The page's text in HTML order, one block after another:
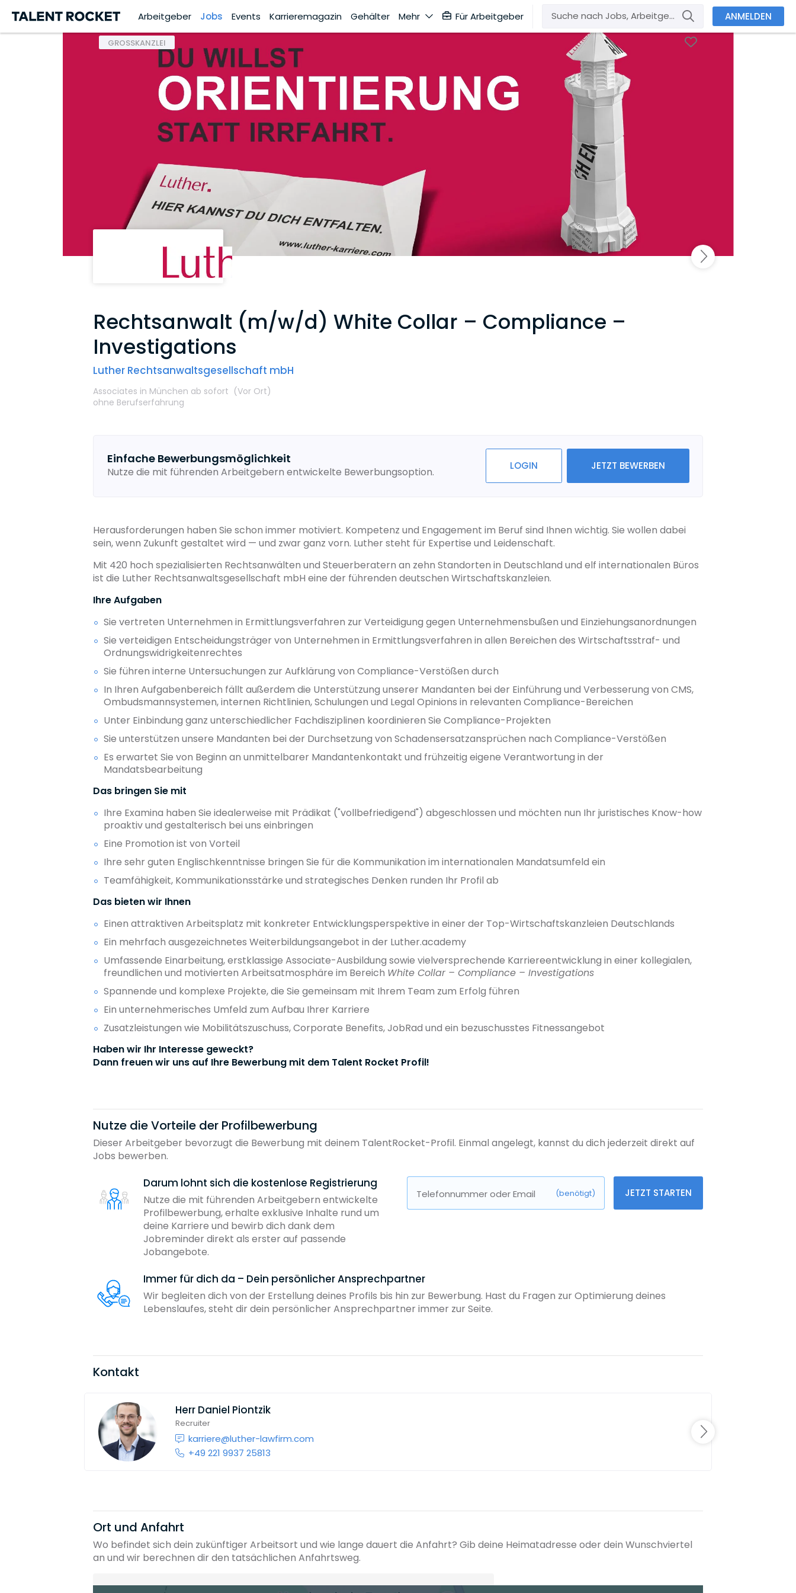
Arbeitgeber Jobs Events Karrieremagazin Gehälter Mehr Für Arbeitgeber ANMELDEN
GROSSKANZLEI
Rechtsanwalt (m/w/d) White Collar – Compliance –
Investigations
Luther Rechtsanwaltsgesellschaft mbH
Associates in München ab sofort (Vor Ort)
ohne Berufserfahrung
Einfache Bewerbungsmöglichkeit
Nutze die mit führenden Arbeitgebern entwickelte Bewerbungsoption. LOGIN JETZT BEWERBEN
Herausforderungen haben Sie schon immer motiviert. Kompetenz und Engagement im Beruf sind Ihnen wichtig. Sie wollen dabei
sein, wenn Zukunft gestaltet wird — und zwar ganz vorn. Luther steht für Expertise und Leidenschaft.
Mit 420 hoch spezialisierten Rechtsanwälten und Steuerberatern an zehn Standorten in Deutschland und elf internationalen Büros
ist die Luther Rechtsanwaltsgesellschaft mbH eine der führenden deutschen Wirtschaftskanzleien.
Ihre Aufgaben
Sie vertreten Unternehmen in Ermittlungsverfahren zur Verteidigung gegen Unternehmensbußen und Einziehungsanordnungen
Sie verteidigen Entscheidungsträger von Unternehmen in Ermittlungsverfahren in allen Bereichen des Wirtschaftsstraf- und
Ordnungswidrigkeitenrechtes
Sie führen interne Untersuchungen zur Aufklärung von Compliance-Verstößen durch
In Ihren Aufgabenbereich fällt außerdem die Unterstützung unserer Mandanten bei der Einführung und Verbesserung von CMS,
Ombudsmannsystemen, internen Richtlinien, Schulungen und Legal Opinions in relevanten Compliance-Bereichen
Unter Einbindung ganz unterschiedlicher Fachdisziplinen koordinieren Sie Compliance-Projekten
Sie unterstützen unsere Mandanten bei der Durchsetzung von Schadensersatzansprüchen nach Compliance-Verstößen
Es erwartet Sie von Beginn an unmittelbarer Mandantenkontakt und frühzeitig eigene Verantwortung in der
Mandatsbearbeitung
Das bringen Sie mit
Ihre Examina haben Sie idealerweise mit Prädikat ("vollbefriedigend") abgeschlossen und möchten nun Ihr juristisches Know-how
proaktiv und gestalterisch bei uns einbringen
Eine Promotion ist von Vorteil
Ihre sehr guten Englischkenntnisse bringen Sie für die Kommunikation im internationalen Mandatsumfeld ein
Teamfähigkeit, Kommunikationsstärke und strategisches Denken runden Ihr Profil ab
Das bieten wir Ihnen
Einen attraktiven Arbeitsplatz mit konkreter Entwicklungsperspektive in einer der Top-Wirtschaftskanzleien Deutschlands
Ein mehrfach ausgezeichnetes Weiterbildungsangebot in der Luther.academy
Umfassende Einarbeitung, erstklassige Associate-Ausbildung sowie vielversprechende Karriereentwicklung in einer kollegialen,
freundlichen und motivierten Arbeitsatmosphäre im Bereich White Collar – Compliance – Investigations
Spannende und komplexe Projekte, die Sie gemeinsam mit Ihrem Team zum Erfolg führen
Ein unternehmerisches Umfeld zum Aufbau Ihrer Karriere
Zusatzleistungen wie Mobilitätszuschuss, Corporate Benefits, JobRad und ein bezuschusstes Fitnessangebot
Haben wir Ihr Interesse geweckt?
Dann freuen wir uns auf Ihre Bewerbung mit dem Talent Rocket Profil!
Nutze die Vorteile der Profilbewerbung
Dieser Arbeitgeber bevorzugt die Bewerbung mit deinem TalentRocket-Profil. Einmal angelegt, kannst du dich jederzeit direkt auf
Jobs bewerben.
Darum lohnt sich die kostenlose Registrierung
Nutze die mit führenden Arbeitgebern entwickelte
Profilbewerbung, erhalte exklusive Inhalte rund um
deine Karriere und bewirb dich dank dem
Jobreminder direkt als erster auf passende
Jobangebote.
Telefonnummer oder Email (benötigt) JETZT STARTEN
Immer für dich da – Dein persönlicher Ansprechpartner
Wir begleiten dich von der Erstellung deines Profils bis hin zur Bewerbung. Hast du Fragen zur Optimierung deines
Lebenslaufes, steht dir dein persönlicher Ansprechpartner immer zur Seite.
Kontakt
Herr Daniel Piontzik
Recruiter
karriere@luther-lawfirm.com
+49 221 9937 25813
Ort und Anfahrt
Wo befindet sich dein zukünftiger Arbeitsort und wie lange dauert die Anfahrt? Gib deine Heimatadresse oder dein Wunschviertel
an und wir berechnen dir den tatsächlichen Anfahrtsweg.
Heimatadresse oder Wunschort